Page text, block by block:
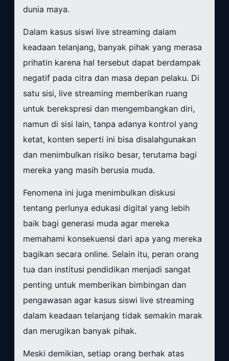
dunia maya.
Dalam kasus siswi live streaming dalam
keadaan telanjang, banyak pihak yang merasa
prihatin karena hal tersebut dapat berdampak
negatif pada citra dan masa depan pelaku. Di
satu sisi, live streaming memberikan ruang
untuk berekspresi dan mengembangkan diri,
namun di sisi lain, tanpa adanya kontrol yang
ketat, konten seperti ini bisa disalahgunakan
dan menimbulkan risiko besar, terutama bagi
mereka yang masih berusia muda.
Fenomena ini juga menimbulkan diskusi
tentang perlunya edukasi digital yang lebih
baik bagi generasi muda agar mereka
memahami konsekuensi dari apa yang mereka
bagikan secara online. Selain itu, peran orang
tua dan institusi pendidikan menjadi sangat
penting untuk memberikan bimbingan dan
pengawasan agar kasus siswi live streaming
dalam keadaan telanjang tidak semakin marak
dan merugikan banyak pihak.
Meski demikian, setiap orang berhak atas